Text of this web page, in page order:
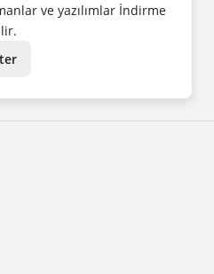
ve yazılımlar İndirme